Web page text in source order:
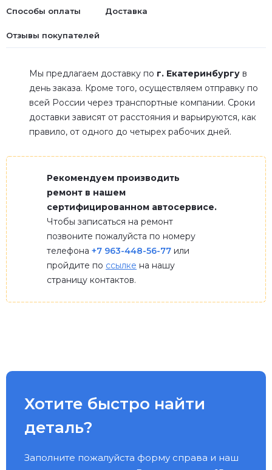
Способы оплаты Доставка
Отзывы покупателей
Мы предлагаем доставку по г. Екатеринбургу в
день заказа. Кроме того, осуществляем отправку по
всей России через транспортные компании. Сроки
доставки зависят от расстояния и варьируются, как
правило, от одного до четырех рабочих дней.
Рекомендуем производить
ремонт в нашем
сертифицированном автосервисе.
Чтобы записаться на ремонт
позвоните пожалуйста по номеру
телефона +7 963-448-56-77 или
пройдите по ссылке на нашу
страницу контактов.
Хотите быстро найти
деталь?
Заполните пожалуйста форму справа и наш